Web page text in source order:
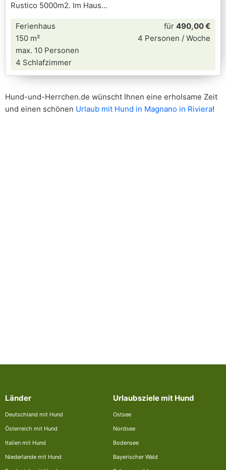
Rustico 5000m2. Im Haus
Ferienhaus
150 m²
max. 10 Personen
4 Schlafzimmer
für 490,00 €
4 Personen / Woche
Hund-und-Herrchen.de wünscht Ihnen eine erholsame Zeit
und einen schönen Urlaub mit Hund in Magnano in Riviera!
Länder
Deutschland mit Hund
Österreich mit Hund
Italien mit Hund
Niederlande mit Hund
Urlaubsziele mit Hund
Ostsee
Nordsee
Bodensee
Bayerischer Wald